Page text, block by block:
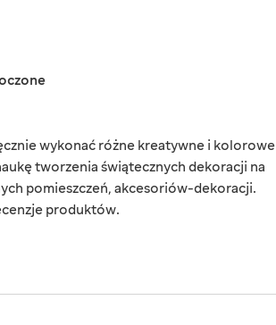
wykonać różne kreatywne i kolorowe
tworzenia świątecznych dekoracji na
pomieszczeń, akcesoriów-dekoracji.
produktów.